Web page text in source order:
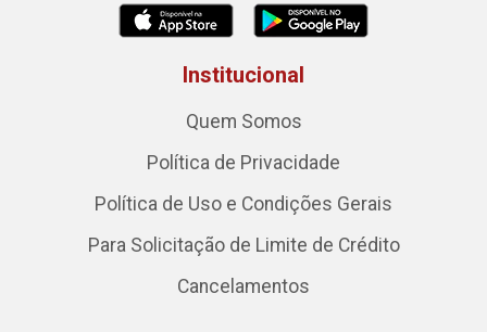
Institucional
Quem Somos
Política de Privacidade
Política de Uso e Condições Gerais
Para Solicitação de Limite de Crédito
Cancelamentos